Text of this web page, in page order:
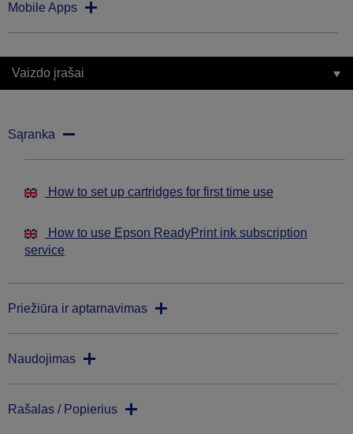
Mobile Apps
Vaizdo įrašai
Sąranka
How to set up cartridges for first time use
How to use Epson ReadyPrint ink subscription
service
Priežiūra ir aptarnavimas
Naudojimas
Rašalas / Popierius